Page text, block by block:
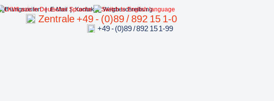
Wegbeschreibung
Kontakt |
E-Mail |
Öffnungszeiten: |
Zentrale +49 - (0)89 / 892 15 1-0
+49 - (0)89 / 892 15 1-99